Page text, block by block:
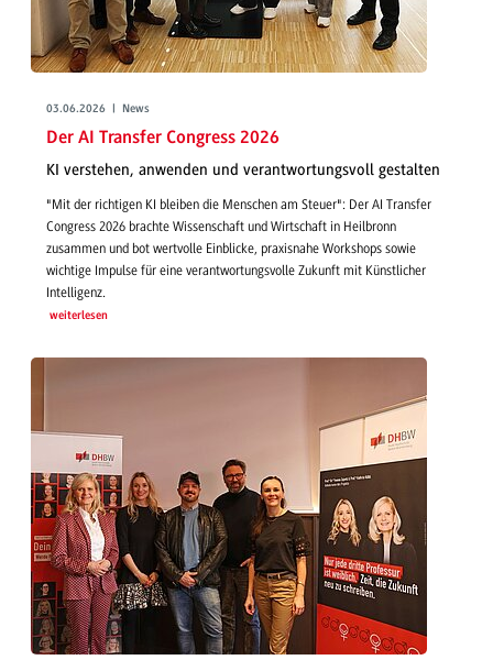
03.06.2026 | News
Der AI Transfer Congress 2026
KI verstehen, anwenden und verantwortungsvoll gestalten
"Mit der richtigen KI bleiben die Menschen am Steuer": Der AI Transfer
Congress 2026 brachte Wissenschaft und Wirtschaft in Heilbronn
zusammen und bot wertvolle Einblicke, praxisnahe Workshops sowie
wichtige Impulse für eine verantwortungsvolle Zukunft mit Künstlicher
Intelligenz.
weiterlesen